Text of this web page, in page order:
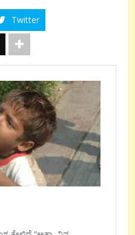
Twitter